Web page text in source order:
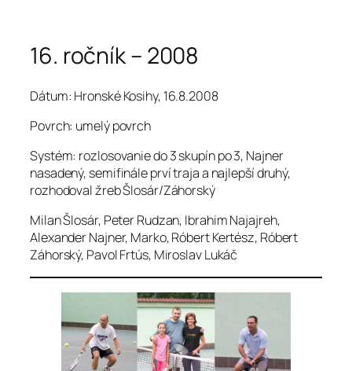
16. ročník – 2008
Dátum: Hronské Kosihy, 16.8.2008
Povrch: umelý povrch
Systém: rozlosovanie do 3 skupín po 3, Najner
nasadený, semifinále prví traja a najlepší druhý,
rozhodoval žreb Šlosár/Záhorský
Milan Šlosár, Peter Rudzan, Ibrahim Najajreh,
Alexander Najner, Marko, Róbert Kertész, Róbert
Záhorský, Pavol Frtús, Miroslav Lukáč